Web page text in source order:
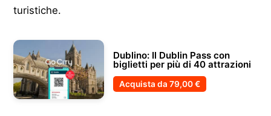
turistiche.
Dublino: Il Dublin Pass con
biglietti per più di 40 attrazioni
Acquista da79,00 €